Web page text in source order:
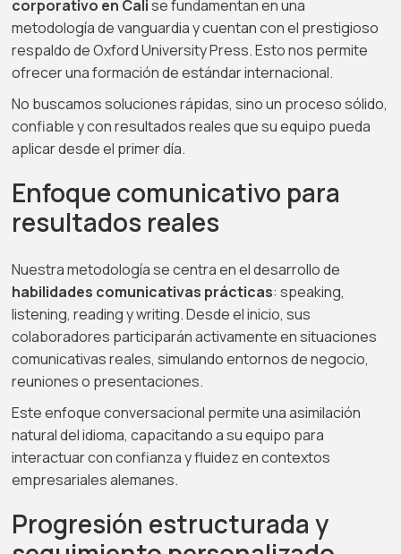
corporativo en Calise fundamentan en una
metodología de vanguardia y cuentan con el prestigioso
respaldo de Oxford University Press. Esto nos permite
ofrecer una formación de estándar internacional.
No buscamos soluciones rápidas, sino un proceso sólido,
confiable y con resultados reales que su equipo pueda
aplicar desde el primer día.
Enfoque comunicativo para
resultados reales
Nuestra metodología se centra en el desarrollo de
habilidades comunicativas prácticas: speaking,
listening, reading y writing. Desde el inicio, sus
colaboradores participarán activamente en situaciones
comunicativas reales, simulando entornos de negocio,
reuniones o presentaciones.
Este enfoque conversacional permite una asimilación
natural del idioma, capacitando a su equipo para
interactuar con confianza y fluidez en contextos
empresariales alemanes.
Progresión estructurada y